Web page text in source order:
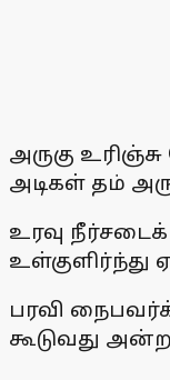
அருகு
அடிகள் தம்
உரவு
உள்குளிர்ந்து
பரவி
கூடுவது